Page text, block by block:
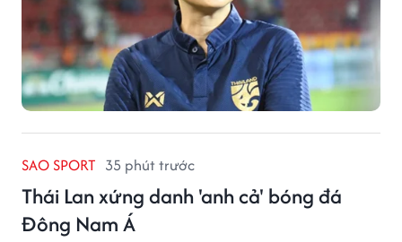
SAO SPORT 35 phút trước
Thái Lan xứng danh 'anh cả' bóng đá
Đông Nam Á